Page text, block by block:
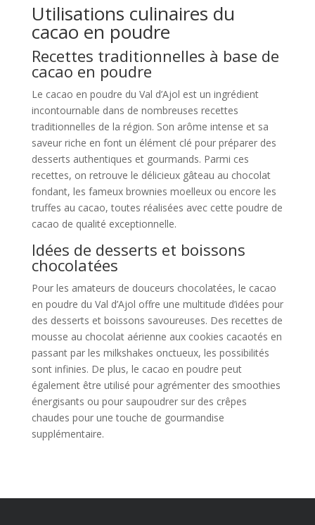
Utilisations culinaires du
cacao en poudre
Recettes traditionnelles à base de
cacao en poudre
Le cacao en poudre du Val d’Ajol est un ingrédient
incontournable dans de nombreuses recettes
traditionnelles de la région. Son arôme intense et sa
saveur riche en font un élément clé pour préparer des
desserts authentiques et gourmands. Parmi ces
recettes, on retrouve le délicieux gâteau au chocolat
fondant, les fameux brownies moelleux ou encore les
truffes au cacao, toutes réalisées avec cette poudre de
cacao de qualité exceptionnelle.
Idées de desserts et boissons
chocolatées
Pour les amateurs de douceurs chocolatées, le cacao
en poudre du Val d’Ajol offre une multitude d’idées pour
des desserts et boissons savoureuses. Des recettes de
mousse au chocolat aérienne aux cookies cacaotés en
passant par les milkshakes onctueux, les possibilités
sont infinies. De plus, le cacao en poudre peut
également être utilisé pour agrémenter des smoothies
énergisants ou pour saupoudrer sur des crêpes
chaudes pour une touche de gourmandise
supplémentaire.